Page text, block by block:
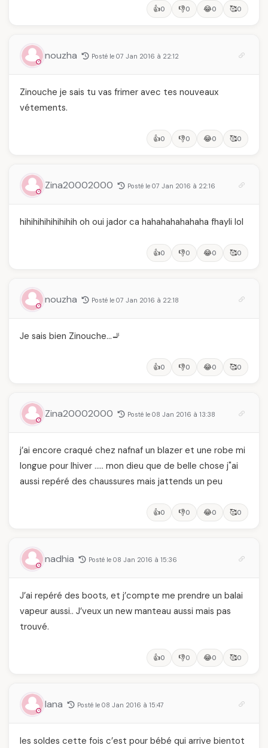
👍0 👎0 😂0 🥰0
nouzha Posté le 07 Jan 2016 à 22:12
Zinouche je sais tu vas frimer avec tes nouveaux
vétements.
👍0 👎0 😂0 🥰0
Zina20002000 Posté le 07 Jan 2016 à 22:16
hihihihihihihihih oh oui jador ca hahahahahahaha fhayli lol
👍0 👎0 😂0 🥰0
nouzha Posté le 07 Jan 2016 à 22:18
Je sais bien Zinouche…🚬
👍0 👎0 😂0 🥰0
Zina20002000 Posté le 08 Jan 2016 à 13:38
j’ai encore craqué chez nafnaf un blazer et une robe mi
longue pour lhiver ….. mon dieu que de belle chose j"ai
aussi repéré des chaussures mais jattends un peu
👍0 👎0 😂0 🥰0
nadhia Posté le 08 Jan 2016 à 15:36
J’ai repéré des boots, et j’compte me prendre un balai
vapeur aussi.. J’veux un new manteau aussi mais pas
trouvé.
👍0 👎0 😂0 🥰0
lana Posté le 08 Jan 2016 à 15:47
les soldes cette fois c’est pour bébé qui arrive bientot